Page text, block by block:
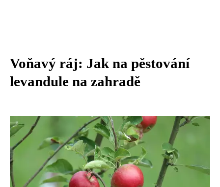
Voňavý ráj: Jak na pěstování
levandule na zahradě